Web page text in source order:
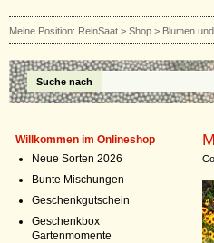
Meine Position: ReinSaat > Shop > Blumen
Suche nach
Willkommen im Onlineshop
Neue Sorten 2026
Bunte Mischungen
Geschenkgutschein
Geschenkbox
Gartenmomente